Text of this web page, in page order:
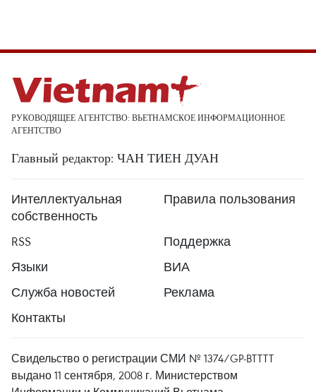
РУКОВОДЯЩЕЕ АГЕНТСТВО: ВЬЕТНАМСКОЕ ИНФОРМАЦИОННОЕ
АГЕНТСТВО
Главный редактор: ЧАН ТИЕН ДУАН
Интеллектуальная
собственность
Правила пользования
RSS
Поддержка
Языки
ВИА
Служба новостей
Реклама
Контакты
Свидельство о регистрации СМИ № 1374/GP-BTTTT
выдано 11 сентября, 2008 г. Министерством